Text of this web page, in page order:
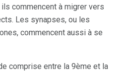
commencent à migrer vers
Les synapses, ou les
commencent aussi à se
comprise entre la 9ème et la